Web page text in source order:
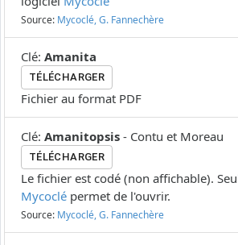
Source: Mycoclé, G. Fannechère
Clé: Amanita
TÉLÉCHARGER
Fichier au format PDF
Clé: Amanitopsis - Contu et Moreau
TÉLÉCHARGER
Le fichier est codé (non affichable).
Mycoclé permet de l'ouvrir.
Source: Mycoclé, G. Fannechère